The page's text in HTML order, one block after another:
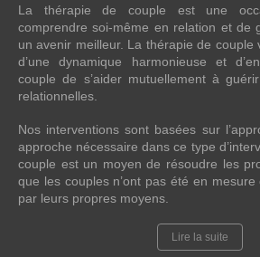
La thérapie de couple est une
comprendre soi-même en relation et de
un avenir meilleur. La thérapie de couple
d’une dynamique harmonieuse et
couple de s’aider mutuellement à
relationnelles.
Nos interventions sont basées sur
approche nécessaire dans ce type
couple est un moyen de résoudre les
que les couples n’ont pas été en
par leurs propres moyens.
Lire la suite